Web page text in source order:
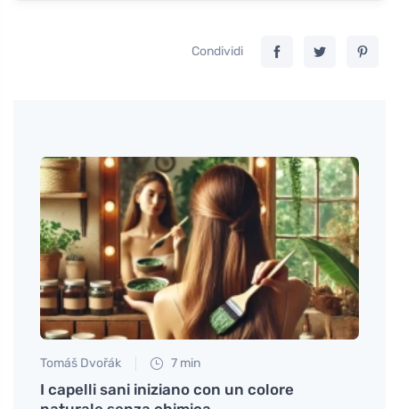
Condividi
Tomáš Dvořák 7 min
I capelli sani iniziano con un colore